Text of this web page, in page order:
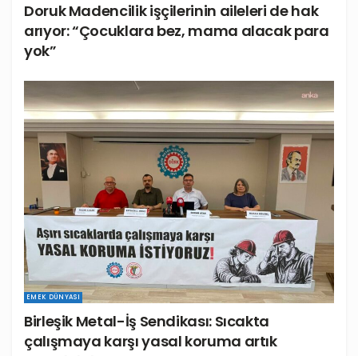
Doruk Madencilik işçilerinin aileleri de hak
arıyor: “Çocuklara bez, mama alacak para
yok”
EMEK DÜNYASI
Birleşik Metal-İş Sendikası: Sıcakta
çalışmaya karşı yasal koruma artık